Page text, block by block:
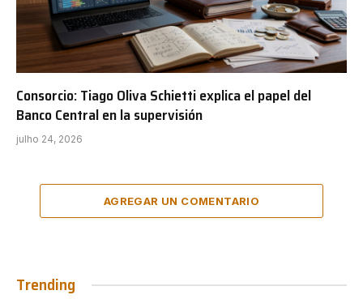
Consorcio: Tiago Oliva Schietti explica el papel del
Banco Central en la supervisión
julho 24, 2026
AGREGAR UN COMENTARIO
Trending